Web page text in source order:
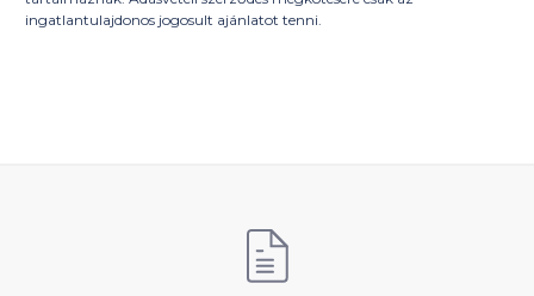
ingatlantulajdonos jogosult ajánlatot tenni.